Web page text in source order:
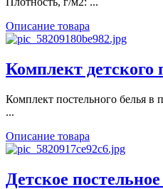
Описание товара
Комплект детского
Комплект постельного белья в
...
Описание товара
Детское